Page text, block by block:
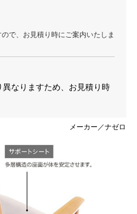
メーカー／ナゼロ
で、お見積り時にご案内いたしま
なりますため、お見積り時